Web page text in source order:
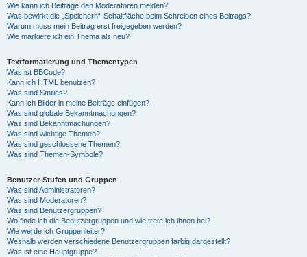
Wie kann ich Beiträge den Moderatoren melden?
Was bewirkt die „Speichern“-Schaltfläche beim Schreiben eines Beitrags?
Warum muss mein Beitrag erst freigegeben werden?
Wie markiere ich ein Thema als neu?
Textformatierung und Thementypen
Was ist BBCode?
Kann ich HTML benutzen?
Was sind Smilies?
Kann ich Bilder in meine Beiträge einfügen?
Was sind globale Bekanntmachungen?
Was sind Bekanntmachungen?
Was sind wichtige Themen?
Was sind geschlossene Themen?
Was sind Themen-Symbole?
Benutzer-Stufen und Gruppen
Was sind Administratoren?
Was sind Moderatoren?
Was sind Benutzergruppen?
Wo finde ich die Benutzergruppen und wie trete ich ihnen bei?
Wie werde ich Gruppenleiter?
Weshalb werden verschiedene Benutzergruppen farbig dargestellt?
Was ist eine Hauptgruppe?